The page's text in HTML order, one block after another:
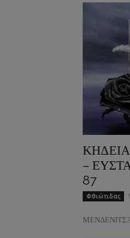
–
87
Φθιώτιδας